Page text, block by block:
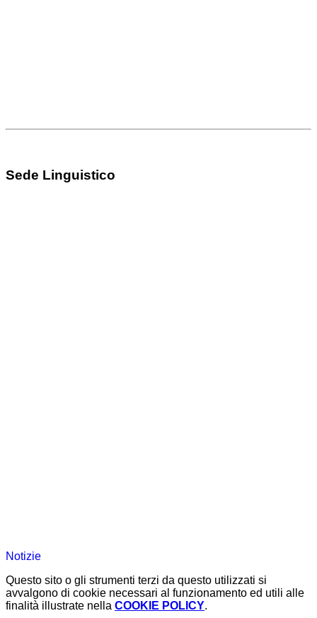
Sede Linguistico
Notizie
Questo sito o gli strumenti terzi da questo utilizzati si
avvalgono di cookie necessari al funzionamento ed utili alle
finalità illustrate nella COOKIE POLICY.